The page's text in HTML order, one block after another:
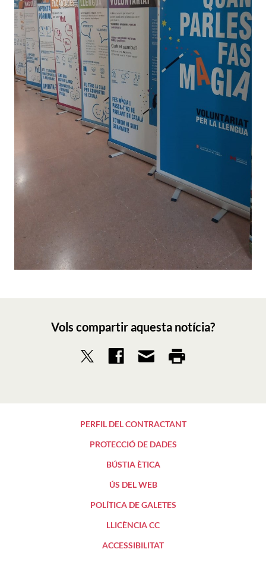
Vols compartir aquesta notícia?
PERFIL DEL CONTRACTANT
PROTECCIÓ DE DADES
BÚSTIA ÈTICA
ÚS DEL WEB
POLÍTICA DE GALETES
LLICÈNCIA CC
ACCESSIBILITAT